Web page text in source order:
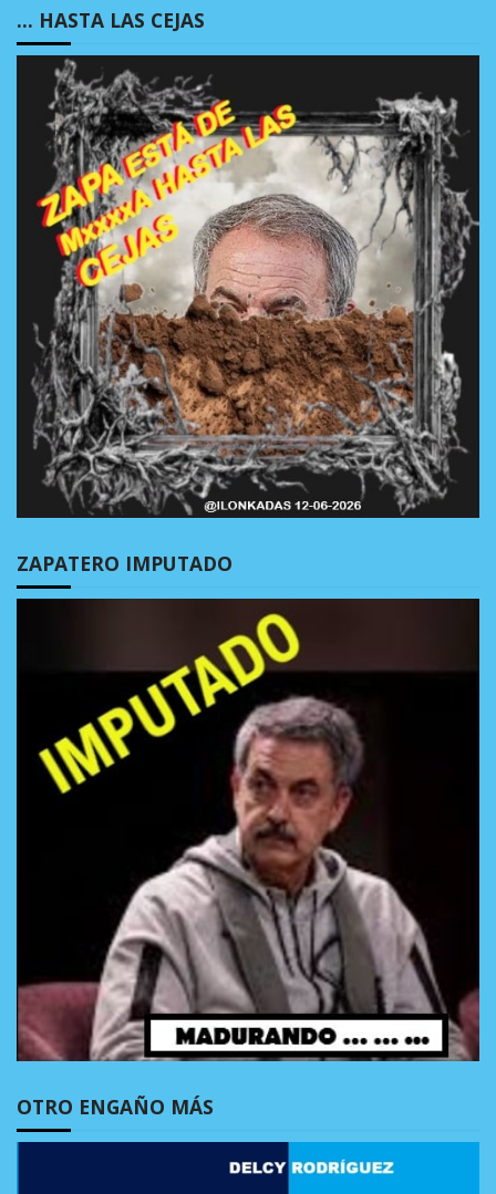
… HASTA LAS CEJAS
ZAPATERO IMPUTADO
OTRO ENGAÑO MÁS